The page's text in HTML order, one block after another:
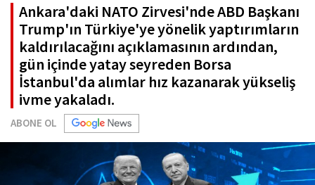
Ankara'daki NATO Zirvesi'nde ABD Başkanı
Trump'ın Türkiye'ye yönelik yaptırımların
kaldırılacağını açıklamasının ardından,
gün içinde yatay seyreden Borsa
İstanbul'da alımlar hız kazanarak yükseliş
ivme yakaladı.
ABONE OL